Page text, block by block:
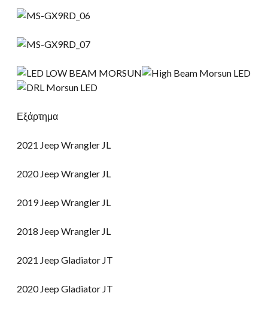
Εξάρτημα
2021 Jeep Wrangler JL
2020 Jeep Wrangler JL
2019 Jeep Wrangler JL
2018 Jeep Wrangler JL
2021 Jeep Gladiator JT
2020 Jeep Gladiator JT